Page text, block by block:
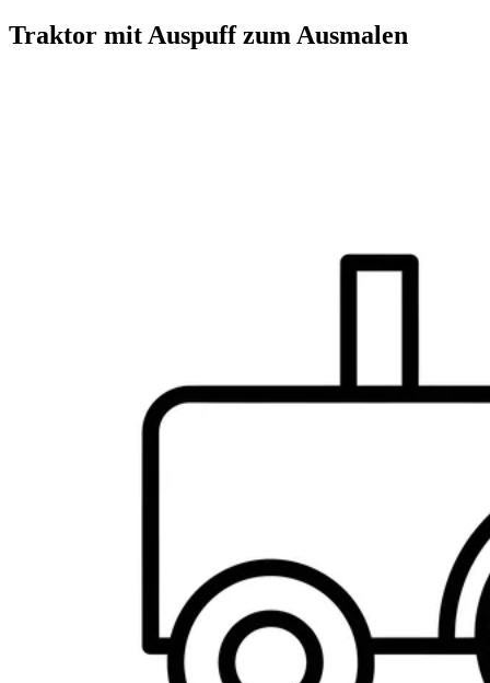
Traktor mit Auspuff zum Ausmalen